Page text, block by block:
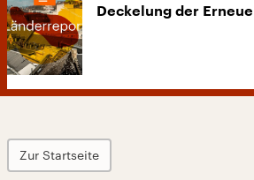
Deckelung der
Zur Startseite